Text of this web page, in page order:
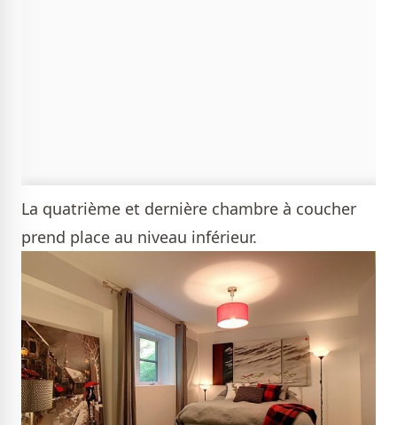
La quatrième et dernière chambre à coucher
prend place au niveau inférieur.